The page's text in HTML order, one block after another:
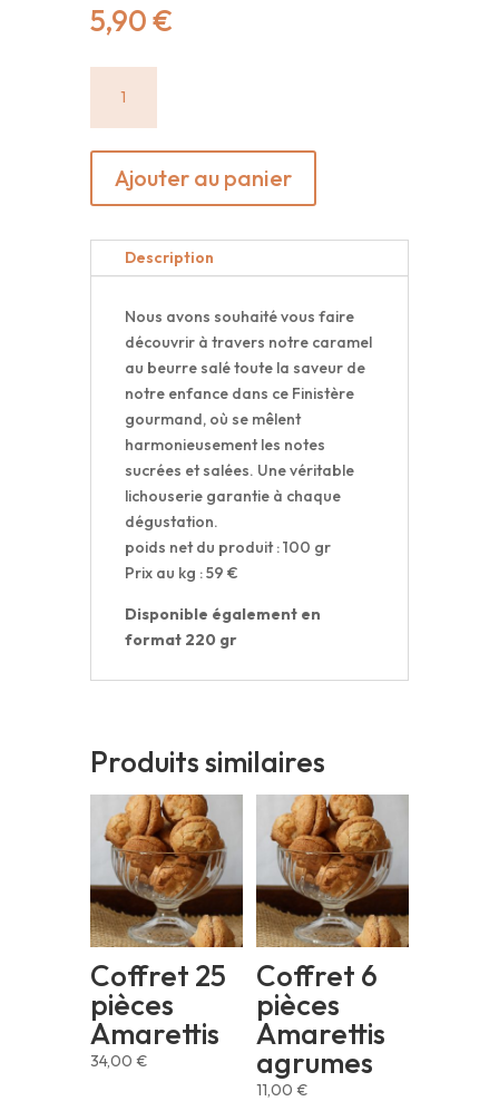
5,90€
Caramel
au
beurre
salé
gr
Ajouter au panier
Description
Nous avons souhaité vous faire
découvrir à travers notre caramel
au beurre salé toute la saveur de
notre enfance dans ce Finistère
gourmand, où se mêlent
harmonieusement les notes
sucrées et salées. Une véritable
lichouserie garantie à chaque
dégustation.
poids net du produit : 100 gr
Prix au kg : 59 €
Disponible également en
format 220 gr
Produits similaires
Coffret 25
pièces
Amarettis
34,00 €
Coffret 6
pièces
Amarettis
agrumes
11,00 €